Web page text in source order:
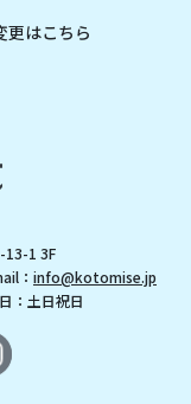
更はこちら
13-1 3F
： info@kotomise.jp
：土日祝日